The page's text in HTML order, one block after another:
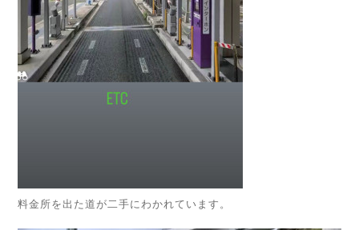
料金所を出た道が二手にわかれています。